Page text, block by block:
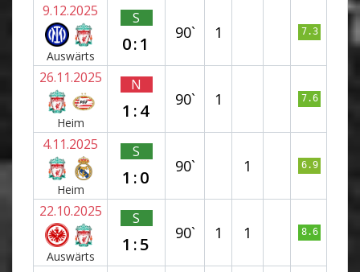
9.12.2025
Auswärts
S
0:1
90` 1 7.3
26.11.2025
Heim
N
1:4
90` 1 7.6
4.11.2025
Heim
S
1:0
90` 1 6.9
22.10.2025
Auswärts
S
1:5
90` 1 1 8.6